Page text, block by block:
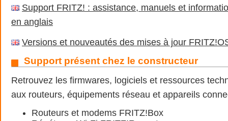
Support FRITZ! : assistance, manuels et
en anglais
Versions et nouveautés des mises à jour
Support présent chez le constructeur
Retrouvez les firmwares, logiciels et ressources
aux routeurs, équipements réseau et appareils
Routeurs et modems FRITZ!Box